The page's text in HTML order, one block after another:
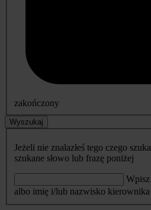
zakończony
Wyszukaj
Jeżeli nie znalazłeś tego czego
szukane słowo lub frazę poniżej
albo imię i/lub nazwisko kierownika